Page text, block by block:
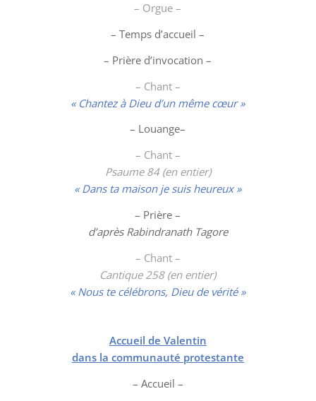
– Orgue –
– Temps d’accueil –
– Prière d’invocation –
– Chant –
« Chantez à Dieu d’un même cœur »
– Louange–
– Chant –
Psaume 84 (en entier)
« Dans ta maison je suis heureux »
– Prière –
d’après Rabindranath Tagore
– Chant –
Cantique 258 (en entier)
« Nous te célébrons, Dieu de vérité »
Accueil de Valentin
dans la communauté protestante
– Accueil –